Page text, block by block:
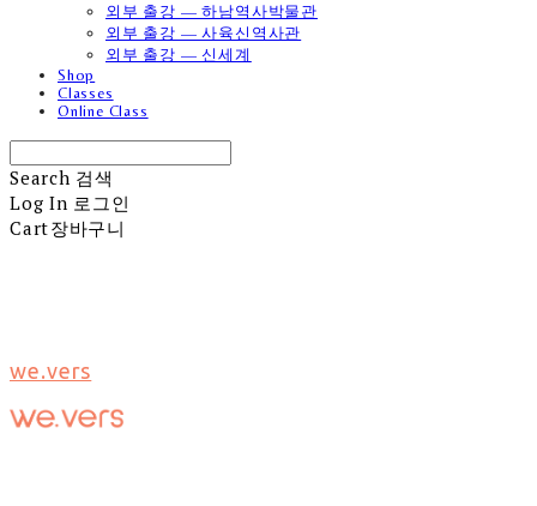
외부 출강 — 하남역사박물관
외부 출강 — 사육신역사관
외부 출강 — 신세계
Shop
Classes
Online Class
Search 검색
Log In 로그인
Cart장바구니
we.vers